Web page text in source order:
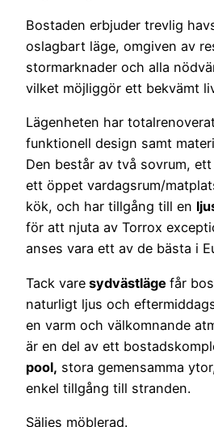
Bostaden erbjuder trevlig
oslagbart läge, omgiven av
stormarknader och alla
vilket möjliggör ett bekvämt
Lägenheten har
funktionell design samt
Den består av två sovrum,
ett öppet vardagsrum/
kök, och har tillgång till en
för att njuta av Torrox
anses vara ett av de bästa i
Tack vare sydvästläge får
naturligt ljus och
en varm och välkomnande
är en del av ett
pool, stora gemensamma
enkel tillgång till stranden.
Säljes möblerad.